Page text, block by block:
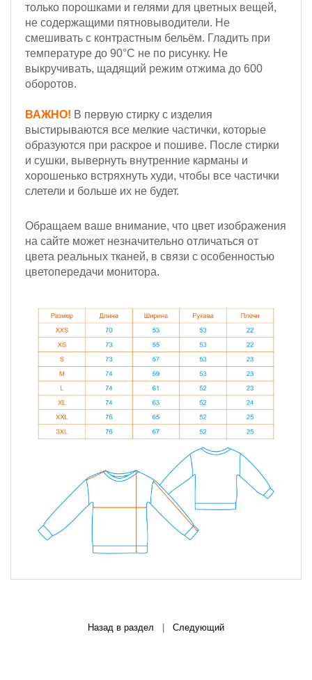
только порошками и гелями для цветных вещей,
не содержащими пятновыводители. Не
смешивать с контрастным бельём. Гладить при
температуре до 90°С не по рисунку. Не
выкручивать, щадящий режим отжима до 600
оборотов.
ВАЖНО! В первую стирку с изделия
выстирываются все мелкие частички, которые
образуются при раскрое и пошиве. После стирки
и сушки, вывернуть внутренние карманы и
хорошенько встряхнуть худи, чтобы все частички
слетели и больше их не будет.
Обращаем ваше внимание, что цвет изображения
на сайте может незначительно отличаться от
цвета реальных тканей, в связи с особенностью
цветопередачи монитора.
Назад в раздел Следующий